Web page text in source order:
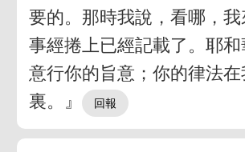
要的。那時我說，看哪，
事經捲上已經記載了。耶
意行你的旨意；你的律法
裏。』